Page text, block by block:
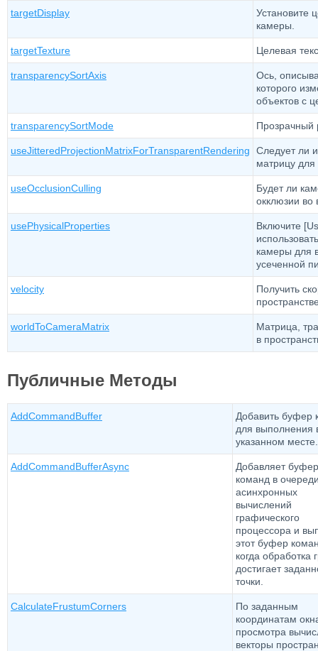
targetDisplay
Установите
камеры.
targetTexture Целевая
transparencySortAxis
Ось,
которого
объектов с
transparencySortMode Прозрачный
useJitteredProjectionMatrixForTransparentRendering
Следует ли
матрицу для
useOcclusionCulling
Будет ли
окклюзии во
usePhysicalProperties
Включите
камеры для
усеченной
velocity
Получить
worldToCameraMatrix
Матрица,
в
Публичные Методы
AddCommandBuffer
Добавить буфер
для выполнения
указанном месте.
AddCommandBufferAsync
Добавляет буфер
команд в
асинхронных
вычислений
графического
процессора и
этот буфер
когда обработка
достигает
точки.
CalculateFrustumCorners
По заданным
координатам
просмотра
векторы